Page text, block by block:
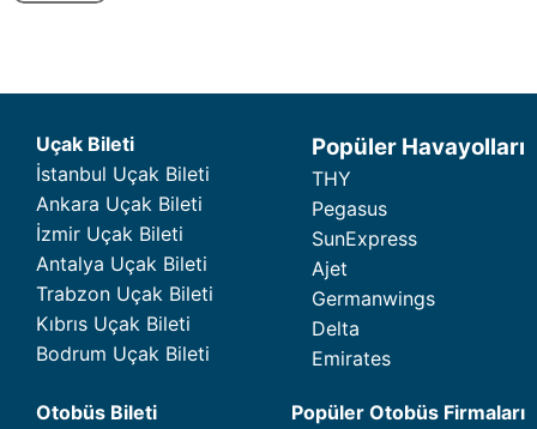
Uçak Bileti
İstanbul Uçak Bileti
Ankara Uçak Bileti
İzmir Uçak Bileti
Antalya Uçak Bileti
Trabzon Uçak Bileti
Kıbrıs Uçak Bileti
Bodrum Uçak Bileti
Popüler Havayolları
THY
Pegasus
SunExpress
Ajet
Germanwings
Delta
Emirates
Otobüs Bileti
Popüler Otobüs Firmaları